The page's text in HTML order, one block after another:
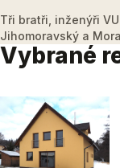
Tři bratři, inženýři
Jihomoravský a
Vybrané